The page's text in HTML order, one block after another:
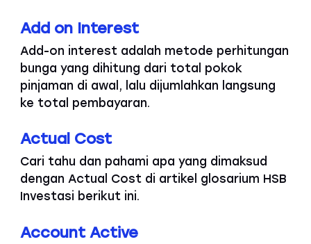
Add on Interest
Add-on interest adalah metode perhitungan
bunga yang dihitung dari total pokok
pinjaman di awal, lalu dijumlahkan langsung
ke total pembayaran.
Actual Cost
Cari tahu dan pahami apa yang dimaksud
dengan Actual Cost di artikel glosarium HSB
Investasi berikut ini.
Account Active